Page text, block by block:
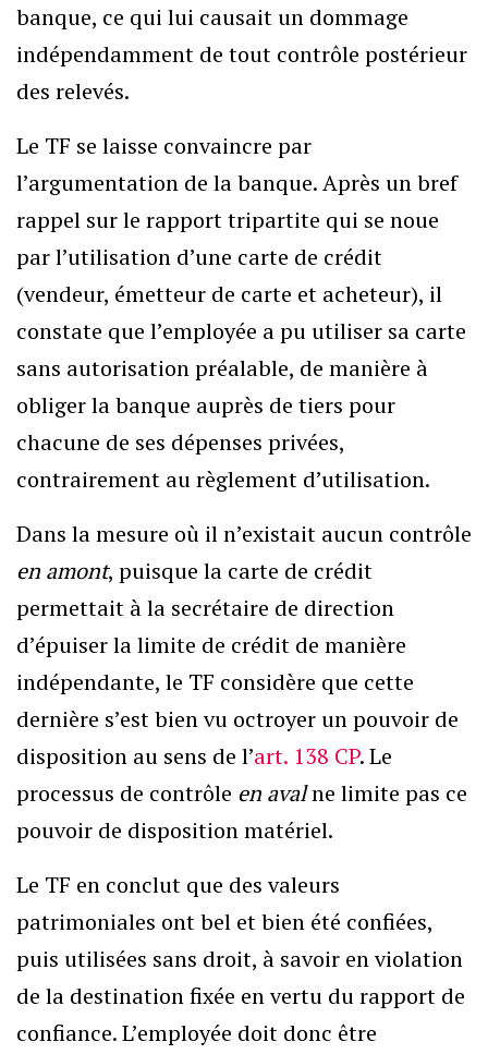
banque, ce qui lui causait un dommage
indépendamment de tout contrôle postérieur
des relevés.
Le TF se laisse convaincre par
l’argumentation de la banque. Après un bref
rappel sur le rapport tripartite qui se noue
par l’utilisation d’une carte de crédit
(vendeur, émetteur de carte et acheteur), il
constate que l’employée a pu utiliser sa carte
sans autorisation préalable, de manière à
obliger la banque auprès de tiers pour
chacune de ses dépenses privées,
contrairement au règlement d’utilisation.
Dans la mesure où il n’existait aucun contrôle
en amont, puisque la carte de crédit
permettait à la secrétaire de direction
d’épuiser la limite de crédit de manière
indépendante, le TF considère que cette
dernière s’est bien vu octroyer un pouvoir de
disposition au sens de l’art. 138 CP. Le
processus de contrôle en avalne limite pas ce
pouvoir de disposition matériel.
Le TF en conclut que des valeurs
patrimoniales ont bel et bien été confiées,
puis utilisées sans droit, à savoir en violation
de la destination fixée en vertu du rapport de
confiance. L’employée doit donc être